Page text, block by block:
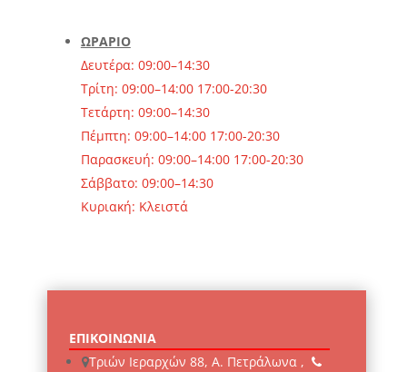
ΩΡΑΡΙΟ
Δευτέρα: 09:00–14:30
Τρίτη: 09:00–14:00 17:00-20:30
Τετάρτη: 09:00–14:30
Πέμπτη: 09:00–14:00 17:00-20:30
Παρασκευή: 09:00–14:00 17:00-20:30
Σάββατο: 09:00–14:30
Κυριακή: Κλειστά
ΕΠΙΚΟΙΝΩΝΙΑ
Τριών Ιεραρχών 88, Α. Πετράλωνα ,